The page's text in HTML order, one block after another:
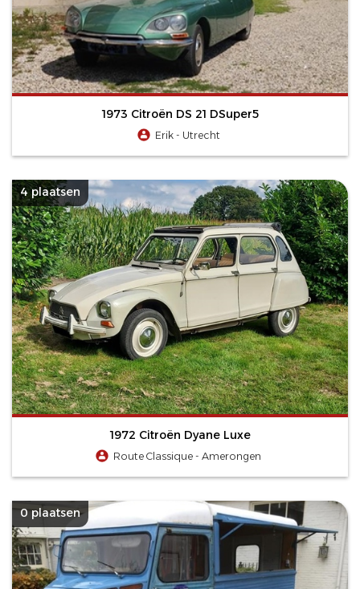
1973 Citroën DS 21 DSuper5
Erik - Utrecht
4 plaatsen
1972 Citroën Dyane Luxe
Route Classique - Amerongen
0 plaatsen